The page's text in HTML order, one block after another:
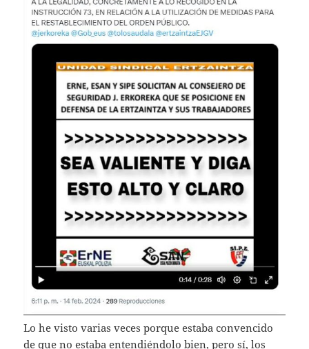
Lo he visto varias veces porque estaba convencido
de que no estaba entendiéndolo bien, pero sí, los